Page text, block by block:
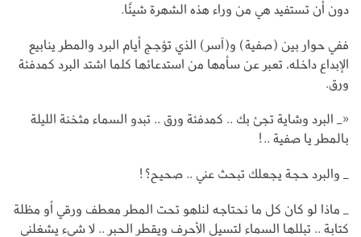
دون أن تستفيد هي من وراء هذه الشهرة شيئًا.
ففي حوار بين (صفية) و(آسر) الذي تؤجج أيام البرد والمطر ينابيع
الإبداع داخله، تعبر عن سأمها من استدعائها كلما اشتد البرد كمدفئة
ورق.
«_ البرد وشاية تجئ بك .. كمدفئة ورق .. تبدو السماء مثخنة الليلة
بالمطر يا صفية ..!
_ والبرد حجة يجعلك تبحث عني .. صحيح؟!
_ ماذا لو كان كل ما نحتاجه لنلهو تحت المطر معطف ورقي أو مظلة
كتابة .. تبللها السماء لتسيل الأحرف ويقطر الحبر .. لا شيء يشغلني